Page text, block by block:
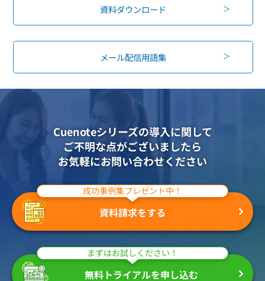
資料ダウンロード
メール配信用語集
Cuenoteシリーズの導入に関して
ご不明な点がございましたら
お気軽にお問い合わせください
成功事例集プレゼント中！
資料請求をする
まずはお試しください！
無料トライアルを申し込む